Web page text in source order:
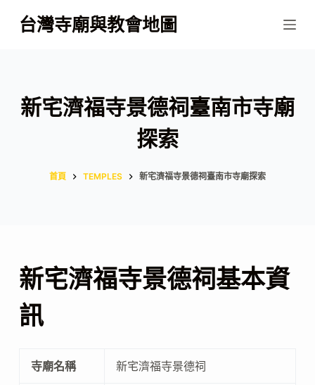
跳
至
容
台灣寺廟與教會地圖
新宅濟福寺景德祠臺南市寺廟
探索
首頁 TEMPLES 新宅濟福寺景德祠臺南市寺廟探索
新宅濟福寺景德祠基本資
訊
寺廟名稱 新宅濟福寺景德祠